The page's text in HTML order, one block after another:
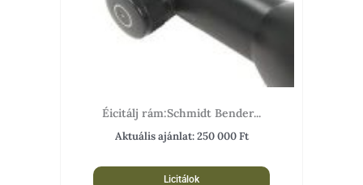
Éicitálj rám:Schmidt Bender...
Aktuális ajánlat:250 000Ft
Licitálok